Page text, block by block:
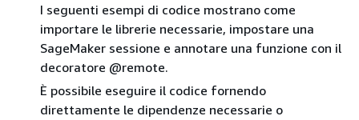
I seguenti esempi di codice mostrano come
importare le librerie necessarie, impostare una
SageMaker sessione e annotare una funzione con il
decoratore @remote.
È possibile eseguire il codice fornendo
direttamente le dipendenze necessarie o